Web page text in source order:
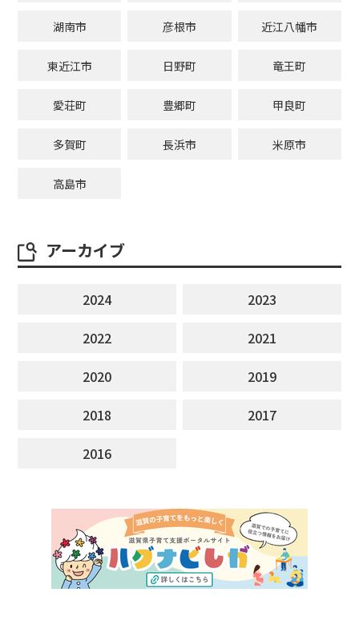
湖南市 彦根市 近江八幡市
東近江市 日野町 竜王町
愛荘町 豊郷町 甲良町
多賀町 長浜市 米原市
高島市
アーカイブ
2024
2023
2022
2021
2020
2019
2018
2017
2016